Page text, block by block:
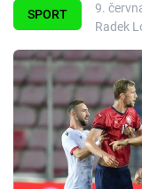
Témata
Filmy
Seriály
Hry
SPORT
9.
Radek